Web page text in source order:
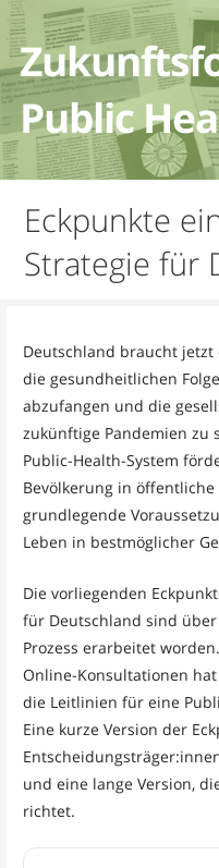
Zum
Inhalt
springen
Public
Eckpunkte
Strategie für
Deutschland braucht jetzt
die gesundheitlichen
abzufangen und die
zukünftige Pandemien zu
Public-Health-System
Bevölkerung in
grundlegende
Leben in bestmöglicher
Die vorliegenden
für Deutschland sind
Prozess erarbeitet
Online-Konsultationen
die Leitlinien für eine
Eine kurze Version der
und eine lange Version,
richtet.